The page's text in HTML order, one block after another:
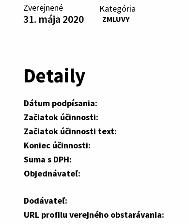
Zverejnené
31. mája 2020
Kategória
ZMLUVY
Detaily
Dátum podpísania:
Začiatok účinnosti:
Začiatok účinnosti text:
Koniec účinnosti:
Suma s DPH:
Objednávateľ:
Dodávateľ:
URL profilu verejného obstarávania: